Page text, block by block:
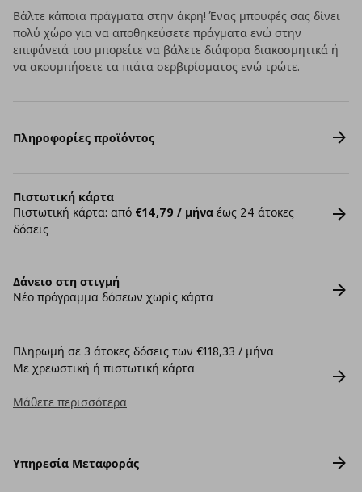
Βάλτε κάποια πράγματα στην άκρη! Ένας μπουφές σας δίνει
πολύ χώρο για να αποθηκεύσετε πράγματα ενώ στην
επιφάνειά του μπορείτε να βάλετε διάφορα διακοσμητικά ή
να ακουμπήσετε τα πιάτα σερβιρίσματος ενώ τρώτε.
Πληροφορίες προϊόντος
Πιστωτική κάρτα
Πιστωτική κάρτα: από €14,79 / μήνα έως 24 άτοκες
δόσεις
Δάνειο στη στιγμή
Νέο πρόγραμμα δόσεων χωρίς κάρτα
Πληρωμή σε 3 άτοκες δόσεις των €118,33 / μήνα
Με χρεωστική ή πιστωτική κάρτα
Μάθετε περισσότερα
Υπηρεσία Μεταφοράς